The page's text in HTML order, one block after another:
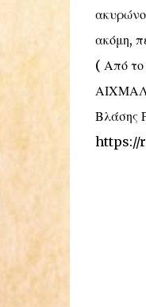
ακόμη,
( Από
Βλάσης
https://